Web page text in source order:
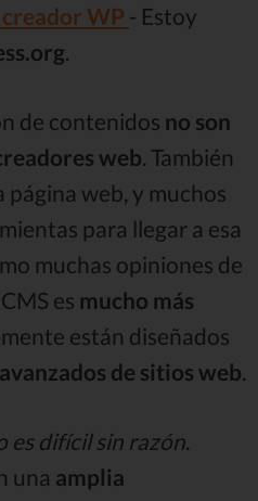
creador WP - Estoy
de contenidos no son
web . También
página web, y muchos
para llegar a esa
muchas opiniones de
es mucho más
están diseñados
de sitios web
es difícil sin razón.
una amplia